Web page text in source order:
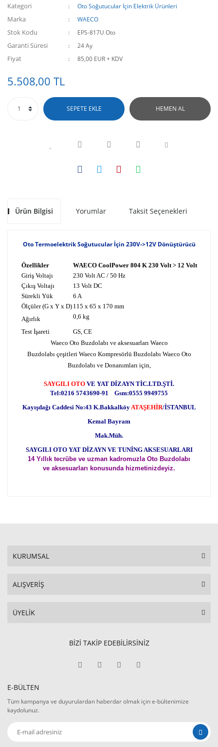
Kategori Oto Soğutucular İçin Elektrik Ürünleri
Marka WAECO
Stok Kodu EPS-817U Oto
Garanti Süresi 24 Ay
Fiyat 85,00 EUR + KDV
5.508,00 TL
SEPETE EKLE HEMEN AL
Ürün Bilgisi Yorumlar Taksit Seçenekleri
Oto Termoelektrik Soğutucular İçin 230V->12V Dönüştürücü
Özellikler
WAECO CoolPower 804 K 230 Volt > 12 Volt
Giriş Voltajı
230 Volt AC / 50 Hz
Çıkış Voltajı
13 Volt DC
Sürekli Yük
6 A
Ölçüler (G x Y x D) 115 x 65 x 170 mm
Ağırlık
0,6 kg
Test İşareti
GS, CE
Waeco Oto Buzdolabı ve aksesuarları Waeco
Buzdolabı çeşitleri Waeco Kompresörlü Buzdolabı Waeco Oto
Buzdolabı ve Donanımları için,
SAYGILI OTO VE YAT DİZAYN TİC.LTD.ŞTİ.
Tel:0216 5743690-91 Gsm:0555 9949755
Kayışdağı Caddesi No:43 K.BakkalköyATAŞEHİR/İSTANBUL
Kemal Bayram
Mak.Müh.
SAYGILI OTO YAT DİZAYN VE TUNİNG AKSESUARLARI
14 Yıllık tecrübe ve uzman kadromuzla Oto Buzdolabı
ve aksesuarları konusunda hizmetinizdeyiz.
KURUMSAL
ALIŞVERİŞ
ÜYELİK
BİZİ TAKİP EDEBİLİRSİNİZ
E-BÜLTEN
Tüm kampanya ve duyurulardan haberdar olmak için e-bültenimize
kaydolunuz.